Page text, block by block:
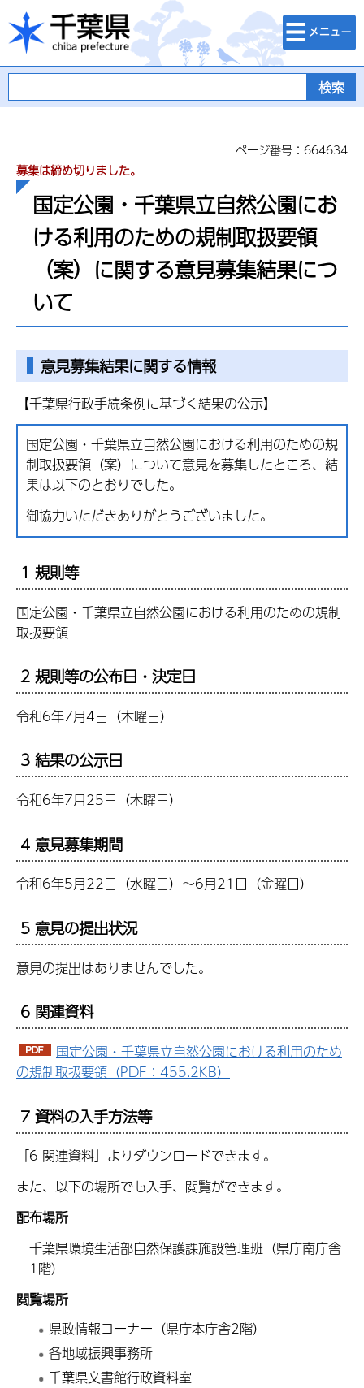
千葉県
検索・メニュ
ー
ページ番号：664634
募集は締め切りました。
国定公園・千葉県立自然公園にお
ける利用のための規制取扱要領
（案）に関する意見募集結果につ
いて
意見募集結果に関する情報
【千葉県行政手続条例に基づく結果の公示】
国定公園・千葉県立自然公園における利用のための規
制取扱要領（案）について意見を募集したところ、結
果は以下のとおりでした。
御協力いただきありがとうございました。
1 規則等
国定公園・千葉県立自然公園における利用のための規制
取扱要領
2 規則等の公布日・決定日
令和6年7月4日（木曜日）
3 結果の公示日
令和6年7月25日（木曜日）
4 意見募集期間
令和6年5月22日（水曜日）～6月21日（金曜日）
5 意見の提出状況
意見の提出はありませんでした。
6 関連資料
国定公園・千葉県立自然公園における利用のため
の規制取扱要領（PDF：455.2KB）
7 資料の入手方法等
「6 関連資料」よりダウンロードできます。
また、以下の場所でも入手、閲覧ができます。
配布場所
千葉県環境生活部自然保護課施設管理班（県庁南庁舎
1階）
閲覧場所
県政情報コーナー（県庁本庁舎2階）
各地域振興事務所
千葉県文書館行政資料室